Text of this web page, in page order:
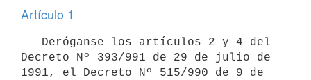
Artículo 1
Decreto Nº 393/991 de 29 de julio de
1991, el Decreto Nº 515/990 de 9 de